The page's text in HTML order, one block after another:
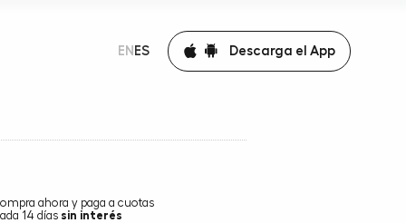
EN ES Descarga el App
ahora y paga a cuotas
14 días sin interés